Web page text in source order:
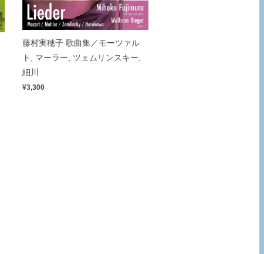
藤村実穂子 歌曲集／モーツァル
ト, マーラー, ツェムリンスキー,
細川
¥3,300